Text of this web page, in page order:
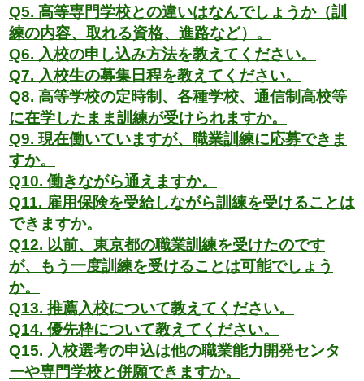
Q5. 高等専門学校との違いはなんでしょうか（訓
練の内容、取れる資格、進路など）。
Q6. 入校の申し込み方法を教えてください。
Q7. 入校生の募集日程を教えてください。
Q8. 高等学校の定時制、各種学校、通信制高校等
に在学したまま訓練が受けられますか。
Q9. 現在働いていますが、職業訓練に応募できま
すか。
Q10. 働きながら通えますか。
Q11. 雇用保険を受給しながら訓練を受けることは
できますか。
Q12. 以前、東京都の職業訓練を受けたのです
が、もう一度訓練を受けることは可能でしょう
か。
Q13. 推薦入校について教えてください。
Q14. 優先枠について教えてください。
Q15. 入校選考の申込は他の職業能力開発センタ
ーや専門学校と併願できますか。